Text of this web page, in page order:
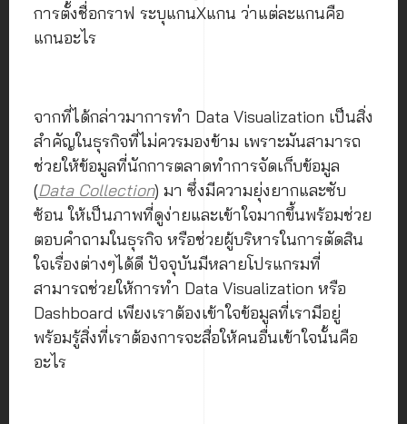
การตั้งชื่อกราฟ ระบุแกนXแกน ว่าแต่ละแกนคือ
แกนอะไร
จากที่ได้กล่าวมาการทำ Data Visualization เป็นสิ่ง
สำคัญในธุรกิจที่ไม่ควรมองข้าม เพราะมันสามารถ
ช่วยให้ข้อมูลที่นักการตลาดทำการจัดเก็บข้อมูล
(Data Collection) มา ซึ่งมีความยุ่งยากและซับ
ซ้อน ให้เป็นภาพที่ดูง่ายและเข้าใจมากขึ้นพร้อมช่วย
ตอบคำถามในธุรกิจ หรือช่วยผู้บริหารในการตัดสิน
ใจเรื่องต่างๆได้ดี ปัจจุบันมีหลายโปรแกรมที่
สามารถช่วยให้การทำ Data Visualization หรือ
Dashboard เพียงเราต้องเข้าใจข้อมูลที่เรามีอยู่
พร้อมรู้สิ่งที่เราต้องการจะสื่อให้คนอื่นเข้าใจนั้นคือ
อะไร